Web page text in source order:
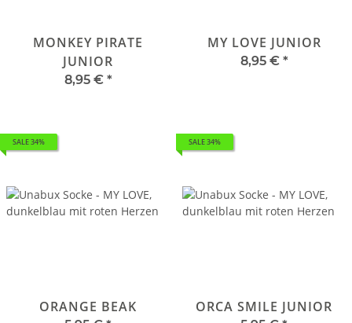
MONKEY PIRATE
JUNIOR
8,95 € *
MY LOVE JUNIOR
8,95 € *
SALE 34%
ORANGE BEAK
SALE 34%
ORCA SMILE JUNIOR